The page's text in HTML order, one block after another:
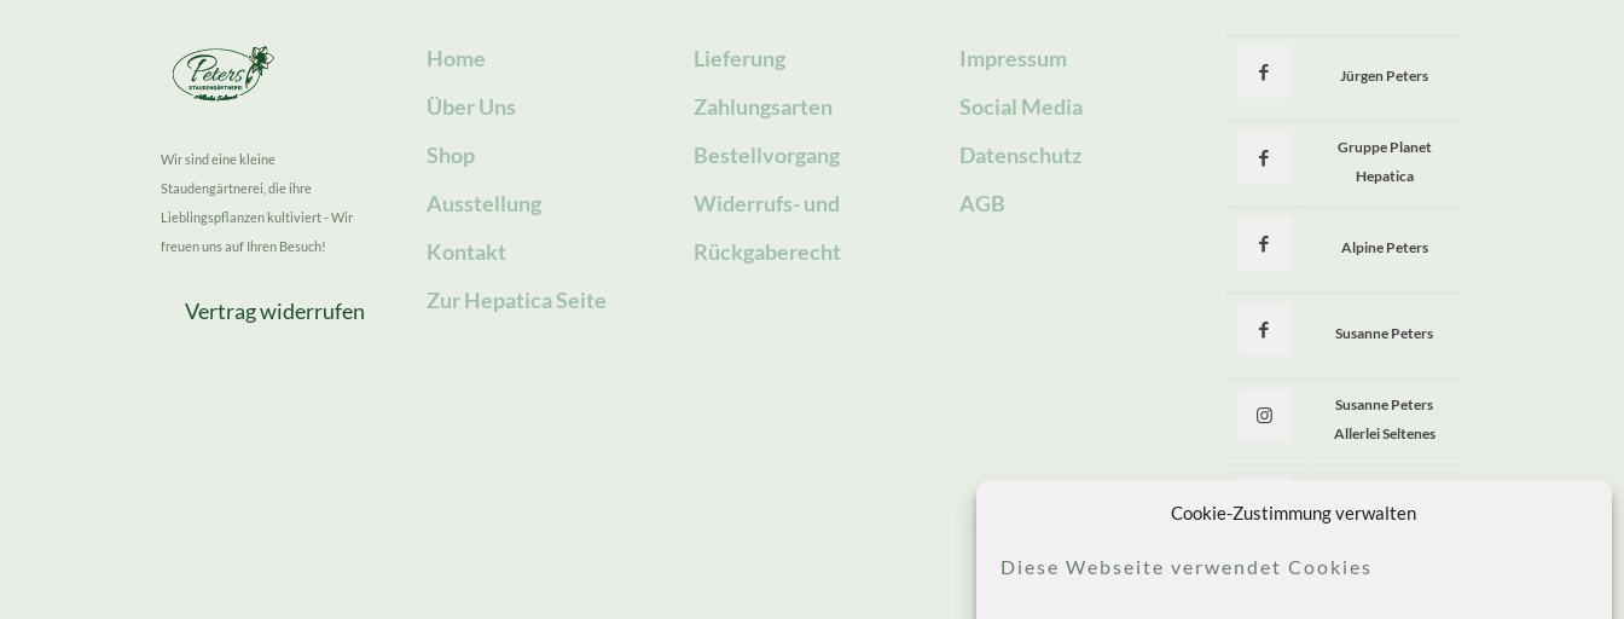
Cookie-Zustimmung verwalten
Diese Webseite verwendet Cookies
Wir sind eine kleine
Staudengärtnerei, die ihre
Lieblingspflanzen kultiviert - Wir
freuen uns auf Ihren Besuch!
Vertrag widerrufen
Home
Über Uns
Shop
Ausstellung
Kontakt
Zur Hepatica Seite
Lieferung
Zahlungsarten
Bestellvorgang
Widerrufs- und
Rückgaberecht
Impressum
Social Media
Datenschutz
AGB
Jürgen Peters
Gruppe Planet
Hepatica
Alpine Peters
Susanne Peters
Susanne Peters
Allerlei Seltenes
Allerlei Seltenes